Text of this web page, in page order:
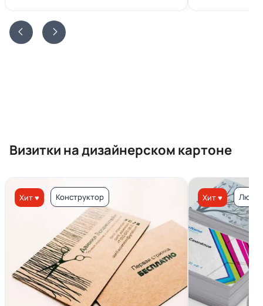
Визитки на дизайнерском картоне
Хит ♥ Конструктор Хит ♥ Люкс